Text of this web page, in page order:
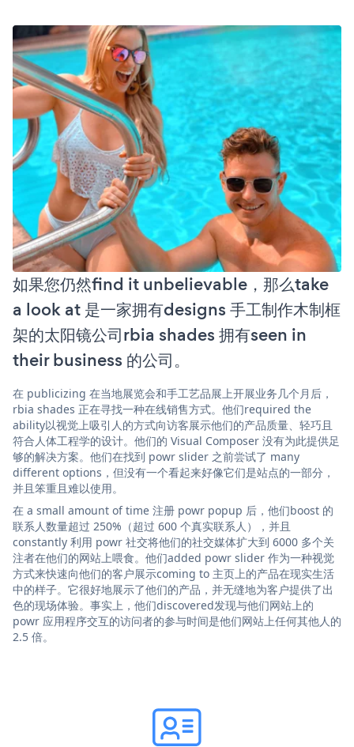
如果您仍然find it unbelievable，那么take
a look at 是一家拥有designs 手工制作木制框
架的太阳镜公司rbia shades 拥有seen in
their business 的公司。
在 publicizing 在当地展览会和手工艺品展上开展业务几个月后，
rbia shades 正在寻找一种在线销售方式。他们required the
ability以视觉上吸引人的方式向访客展示他们的产品质量、轻巧且
符合人体工程学的设计。他们的 Visual Composer 没有为此提供足
够的解决方案。他们在找到 powr slider 之前尝试了 many
different options，但没有一个看起来好像它们是站点的一部分，
并且笨重且难以使用。
在 a small amount of time 注册 powr popup 后，他们boost 的
联系人数量超过 250%（超过 600 个真实联系人），并且
constantly 利用 powr 社交将他们的社交媒体扩大到 6000 多个关
注者在他们的网站上喂食。他们added powr slider 作为一种视觉
方式来快速向他们的客户展示coming to 主页上的产品在现实生活
中的样子。它很好地展示了他们的产品，并无缝地为客户提供了出
色的现场体验。事实上，他们discovered发现与他们网站上的
powr 应用程序交互的访问者的参与时间是他们网站上任何其他人的
2.5 倍。